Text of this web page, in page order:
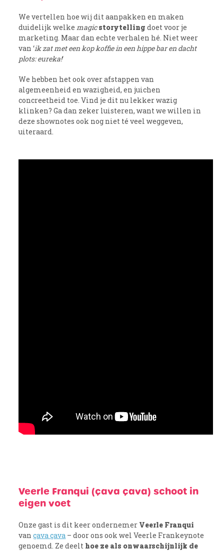
We vertellen hoe wij dit aanpakken en maken
duidelijk welkemagicstorytellingdoet voor je
marketing. Maar dan echte verhalen hé. Niet weer
van ‘ik zat met een kop koffie in een hippe bar en dacht
plots: eureka!‘
We hebben het ook over afstappen van
algemeenheid en wazigheid, en juichen
concreetheid toe. Vind je dit nu lekker wazig
klinken? Ga dan zeker luisteren, want we willen in
deze shownotes ook nog niet té veel weggeven,
uiteraard.
Veerle Franqui (çava çava) schoot in
eigen voet
Onze gast is dit keer ondernemer Veerle Franqui
vançava çava – door ons ook wel Veerle Frankeynote
genoemd. Ze deelt hoe ze als onwaarschijnlijk de